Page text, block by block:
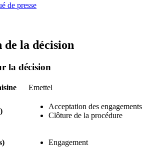
de presse
de la décision
la décision
Emettel
Acceptation des engagements
Clôture de la procédure
Engagement